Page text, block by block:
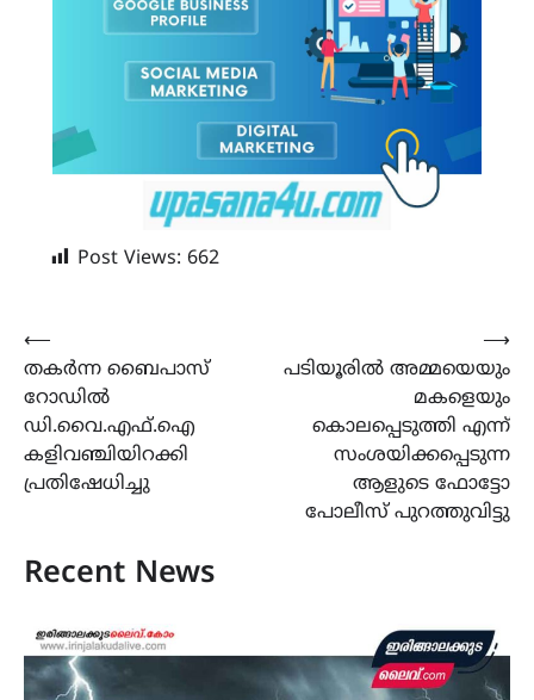
Post Views: 662
Post
navigation
⟵
തകർന്ന ബൈപാസ്
റോഡിൽ
ഡി.വൈ.എഫ്.ഐ
കളിവഞ്ചിയിറക്കി
പ്രതിഷേധിച്ചു
പടിയൂരിൽ അമ്മയെയും
മകളെയും
കൊലപ്പെടുത്തി എന്ന്
സംശയിക്കപ്പെടുന്ന
ആളുടെ ഫോട്ടോ
പോലീസ് പുറത്തുവിട്ടു
⟶
Recent News